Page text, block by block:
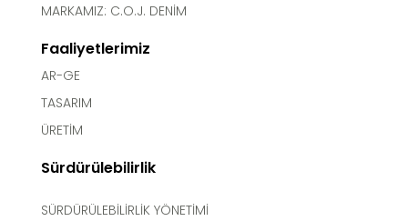
MARKAMIZ: C.O.J. DENİM
Faaliyetlerimiz
AR-GE
TASARIM
ÜRETİM
Sürdürülebilirlik
SÜRDÜRÜLEBİLİRLİK YÖNETİMİ